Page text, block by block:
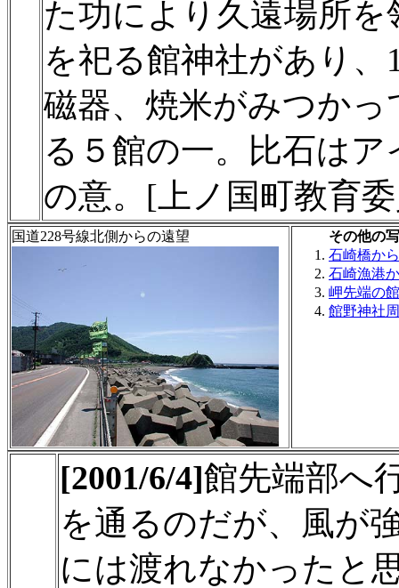
た功により久遠場所
を祀る館神社があり
磁器、焼米がみつか
る５館の一。比石は
の意。[上ノ国町教育
国道228号線北側からの遠望
その他の
石崎橋か
石崎漁港
岬先端の
館野神社
[2001/6/4]館先端部へ
を通るのだが、風が
には渡れなかったと